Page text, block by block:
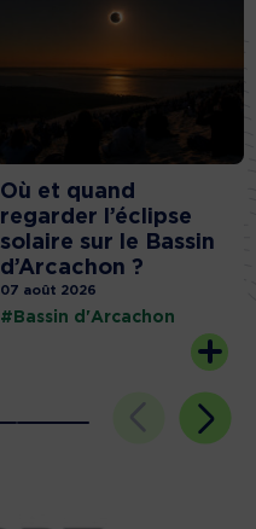
Où et quand
regarder l’éclipse
solaire sur le Bassin
d’Arcachon ?
07 août 2026
#Bassin d'Arcachon